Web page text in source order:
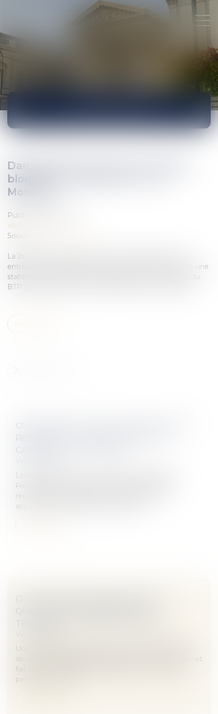
Dans le BTP, le taux de « factures
bloquées » est de 1 sur 7 - Le
Moniteur
Publié le :
Veille juridique
Source :
La 2e édition du baromètre trimestriel Médiateur des
entreprises – Sidetrade, dévoilée ce 13 février, confirme une
stabilité des indicateurs. Les pratiques des entreprises du
BTP se rapprochent de celles observées en moyenne...
COPROPRIÉTÉ : QUELLE MAJORITÉ POUR
REMPLACER LA MOQUETTE PAR DU
CARRELAGE ? | SOS CONSO
Lorsque la résidence Les terrasses de Tassigny, à
Fréjus (Var), est construite, ses coursives sont
recouvertes de moquette, ce qui permet aux
appartements de bénéficier du label...
(JUR) FONDS D’INDEMNISATION ET
QUALITÉ DE VICTIME D’ACTE DE
TERRORISME – GAZETTE DU PALAIS
Une justiciable, exposant s’être trouvée à Vincennes,
devant un magasin au moment où un terroriste y avait
fait irruption et s’être réfugiée dans son véhicule
pendant une partie...